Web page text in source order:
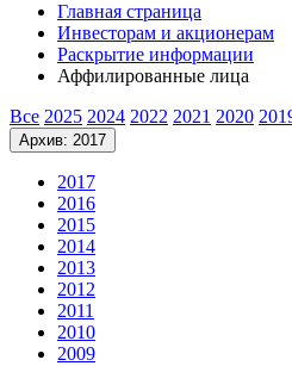
Главная страница
Инвесторам и акционерам
Раскрытие информации
Аффилированные лица
Все 2025 2024 2022 2021 2020
Архив: 2017
2017
2016
2015
2014
2013
2012
2011
2010
2009